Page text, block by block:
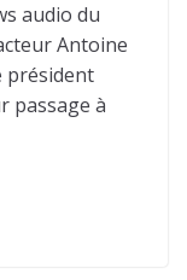
audio du
Antoine
président
passage à